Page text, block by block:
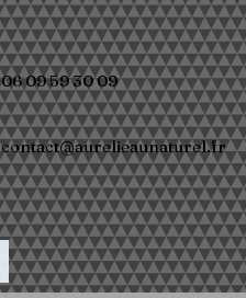
06 09 59 30 09
contact@aurelieaunaturel.fr